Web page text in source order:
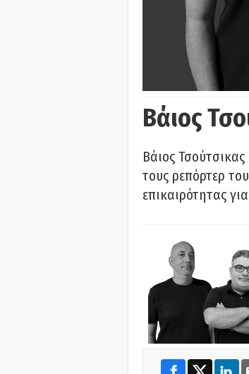
Βάιος
Βάιος
τους ρεπόρτερ
επικαιρότητας